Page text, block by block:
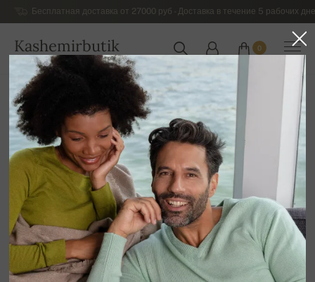
Бесплатная доставка от 27000 руб - Доставка в течение 5 рабочих
Kashemirbutik
РОССИЯ
0
Главная